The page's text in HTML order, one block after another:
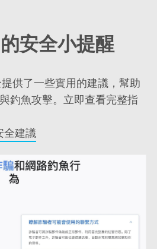
安全小提醒
供了一些實用的建議，幫助
釣魚攻擊。立即查看完整指
全建議